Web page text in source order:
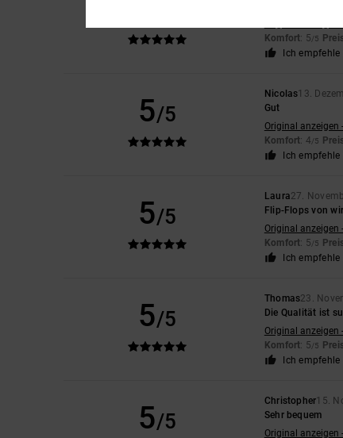
Komfort: 5/5
Ich
5/5
Nicolas13.
Gut
Original anzeigen
Komfort: 4/5
Ich
5/5
Laura27.
Flip-Flops von
Original anzeigen
Komfort: 5/5
Ich
5/5
Thomas23.
Die Qualität ist
Original anzeigen
Komfort: 5/5
Ich
5/5
Christopher15.
Sehr bequem
Original anzeigen